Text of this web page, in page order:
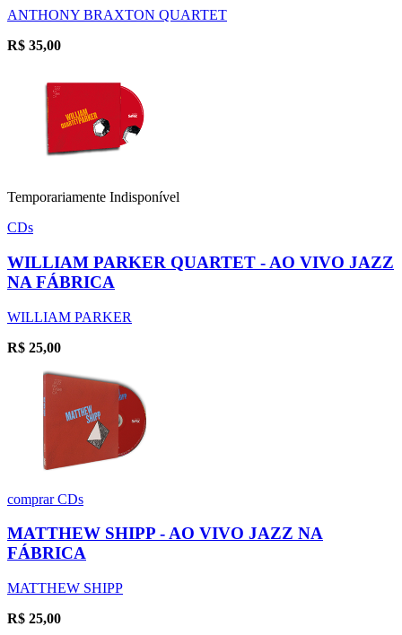
ANTHONY BRAXTON QUARTET
R$ 35,00
Temporariamente Indisponível
CDs
WILLIAM PARKER QUARTET - AO VIVO JAZZ
NA FÁBRICA
WILLIAM PARKER
R$ 25,00
comprarCDs
MATTHEW SHIPP - AO VIVO JAZZ NA
FÁBRICA
MATTHEW SHIPP
R$ 25,00